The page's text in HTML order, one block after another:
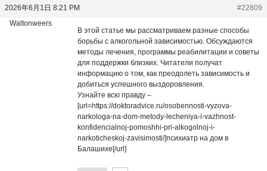
2026年6月1日 8:21 PM
#22809
Waltonweers
В этой статье мы рассматриваем разные способы
борьбы с алкогольной зависимостью. Обсуждаются
методы лечения, программы реабилитации и советы
для поддержки близких. Читатели получат
информацию о том, как преодолеть зависимость и
добиться успешного выздоровления.
Узнайте всю правду –
[url=https://doktoradvice.ru/osobennosti-vyzova-
narkologa-na-dom-metody-lecheniya-i-vazhnost-
konfidencialnoj-pomoshhi-pri-alkogolnoj-i-
narkoticheskoj-zavisimosti/]психиатр на дом в
Балашихе[/url]